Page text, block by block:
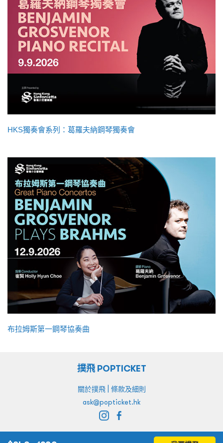
HKS獨奏會系列：葛羅夫納鋼琴獨奏會
布拉姆斯第一鋼琴協奏曲
撲飛 POPTICKET
關於撲飛| 條款及細則
ask@popticket.hk